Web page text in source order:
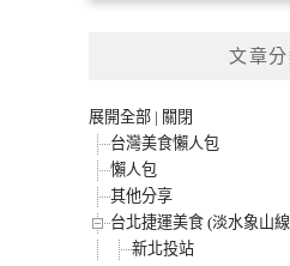
文章分
展開全部 | 關閉
台灣美食懶人包
懶人包
其他分享
台北捷運美食 (淡水象山
新北投站